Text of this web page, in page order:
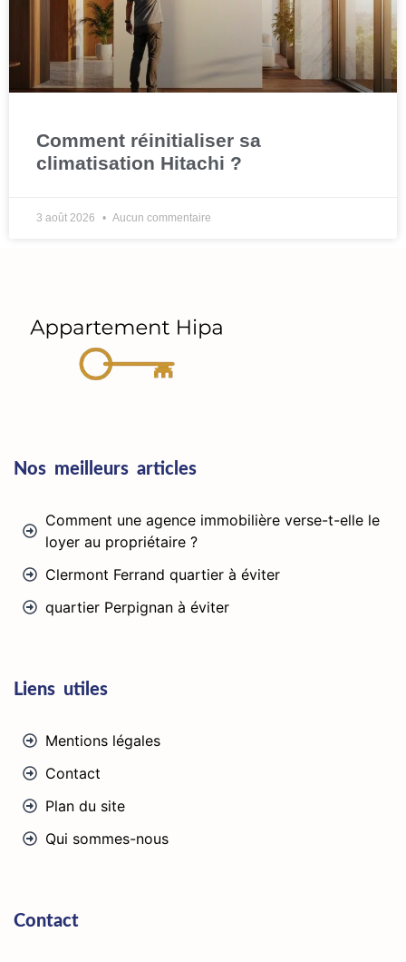
Comment réinitialiser sa
climatisation Hitachi ?
3 août 2026 Aucun commentaire
Nos meilleurs articles
Comment une agence immobilière verse-t-elle le
loyer au propriétaire ?
Clermont Ferrand quartier à éviter
quartier Perpignan à éviter
Liens utiles
Mentions légales
Contact
Plan du site
Qui sommes-nous
Contact